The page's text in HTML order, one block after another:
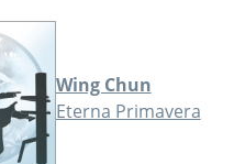
Wing Chun
Eterna Primavera